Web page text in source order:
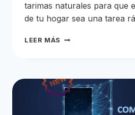
tarimas naturales para que
de tu hogar sea una tarea
LEER MÁS SUELO
LO
MEJOR
PARA
TU